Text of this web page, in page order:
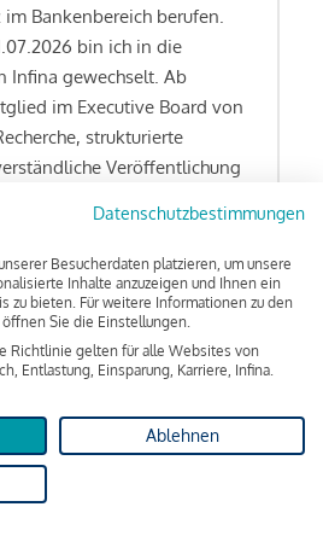
Bankenbereich berufen.
bin ich in die
Infina gewechselt. Ab
im Executive Board von
strukturierte
Veröffentlichung
zu den wesentlichen
meiner Funktion.
Tipps
Barometer
Datenschutzbestimmungen
Besucherdaten platzieren, um unsere
Inhalte anzuzeigen und Ihnen ein
zu bieten. Für weitere Informationen zu den
Sie die Einstellungen.
Richtlinie gelten für alle Websites von
Entlastung, Einsparung, Karriere, Infina.
Ablehnen